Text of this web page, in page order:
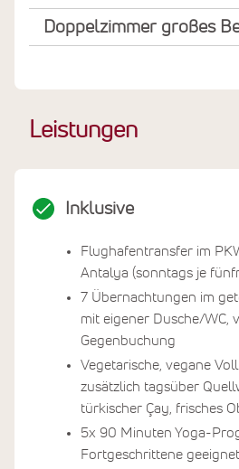
Doppelzimmer großes
Leistungen
Inklusive
Flughafentransfer im
Antalya (sonntags je
7 Übernachtungen im
mit eigener Dusche/WC,
Gegenbuchung
Vegetarische, vegane
zusätzlich tagsüber
türkischer Çay, frisches
5x 90 Minuten Yoga-
Fortgeschrittene